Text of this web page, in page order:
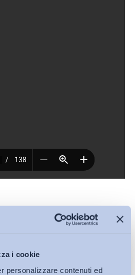
i cookie
personalizzare contenuti ed